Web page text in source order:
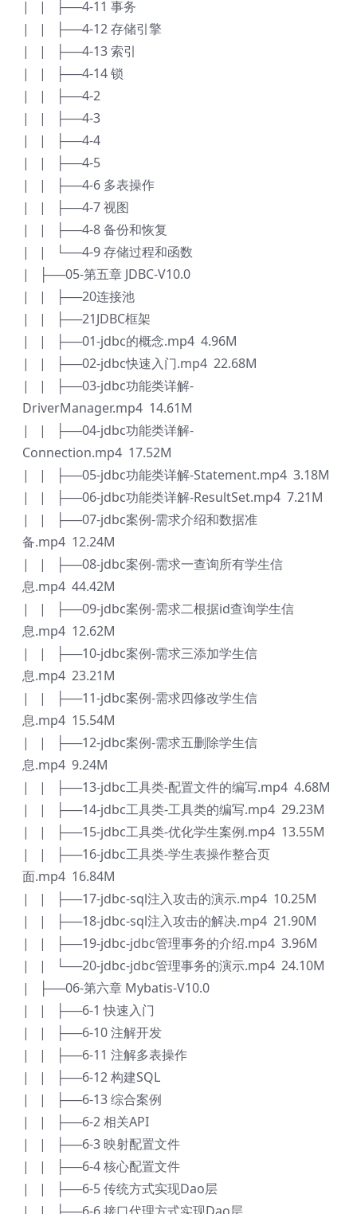
| | ├──4-11 事务
| | ├──4-12 存储引擎
| | ├──4-13 索引
| | ├──4-14 锁
| | ├──4-2
| | ├──4-3
| | ├──4-4
| | ├──4-5
| | ├──4-6 多表操作
| | ├──4-7 视图
| | ├──4-8 备份和恢复
| | └──4-9 存储过程和函数
| ├──05-第五章 JDBC-V10.0
| | ├──20连接池
| | ├──21JDBC框架
| | ├──01-jdbc的概念.mp4 4.96M
| | ├──02-jdbc快速入门.mp4 22.68M
| | ├──03-jdbc功能类详解-
DriverManager.mp4 14.61M
| | ├──04-jdbc功能类详解-
Connection.mp4 17.52M
| | ├──05-jdbc功能类详解-Statement.mp4 3.18M
| | ├──06-jdbc功能类详解-ResultSet.mp4 7.21M
| | ├──07-jdbc案例-需求介绍和数据准
备.mp4 12.24M
| | ├──08-jdbc案例-需求一查询所有学生信
息.mp4 44.42M
| | ├──09-jdbc案例-需求二根据id查询学生信
息.mp4 12.62M
| | ├──10-jdbc案例-需求三添加学生信
息.mp4 23.21M
| | ├──11-jdbc案例-需求四修改学生信
息.mp4 15.54M
| | ├──12-jdbc案例-需求五删除学生信
息.mp4 9.24M
| | ├──13-jdbc工具类-配置文件的编写.mp4 4.68M
| | ├──14-jdbc工具类-工具类的编写.mp4 29.23M
| | ├──15-jdbc工具类-优化学生案例.mp4 13.55M
| | ├──16-jdbc工具类-学生表操作整合页
面.mp4 16.84M
| | ├──17-jdbc-sql注入攻击的演示.mp4 10.25M
| | ├──18-jdbc-sql注入攻击的解决.mp4 21.90M
| | ├──19-jdbc-jdbc管理事务的介绍.mp4 3.96M
| | └──20-jdbc-jdbc管理事务的演示.mp4 24.10M
| ├──06-第六章 Mybatis-V10.0
| | ├──6-1 快速入门
| | ├──6-10 注解开发
| | ├──6-11 注解多表操作
| | ├──6-12 构建SQL
| | ├──6-13 综合案例
| | ├──6-2 相关API
| | ├──6-3 映射配置文件
| | ├──6-4 核心配置文件
| | ├──6-5 传统方式实现Dao层